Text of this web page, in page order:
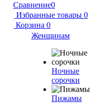
Сравнение0
Избранные товары 0
Корзина 0
Женщинам
Ночные
сорочки
Пижамы